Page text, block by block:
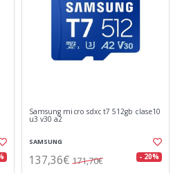
Samsung micro sdxc t7 512gb clase10
u3 v30 a2
SAMSUNG
137,36€ 171,70€ - 20%